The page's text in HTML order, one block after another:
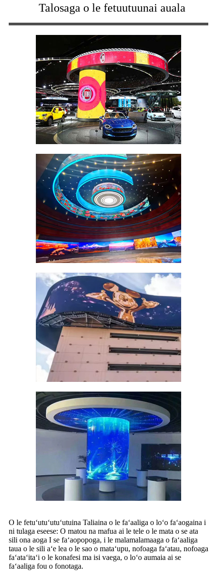
Talosaga o le fetuutuunai auala
O le fetuʻutuʻutuʻutuina Taliaina o le faʻaaliga o loʻo faʻaogaina i
ni tulaga eseese: O matou na mafua ai le tele o le mata o se ata
sili ona aoga I se faʻaopopoga, i le malamalamaaga o faʻaaliga
taua o le sili aʻe lea o le sao o mataʻupu, nofoaga faʻatau, nofoaga
faʻataʻitaʻi o le konafesi ma isi vaega, o loʻo aumaia ai se
faʻaaliga fou o fonotaga.